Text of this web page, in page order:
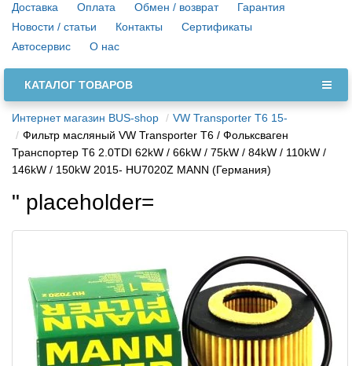
Доставка Оплата Обмен / возврат
Гарантия
Новости / статьи
Контакты
Сертификаты
Автосервис
О нас
КАТАЛОГ ТОВАРОВ
Интернет магазин BUS-shop
VW Transporter T6 15-
Фильтр масляный VW Transporter T6 / Фольксваген
Транспортер Т6 2.0TDI 62kW / 66kW / 75kW / 84kW / 110kW /
146kW / 150kW 2015- HU7020Z MANN (Германия)
" placeholder=